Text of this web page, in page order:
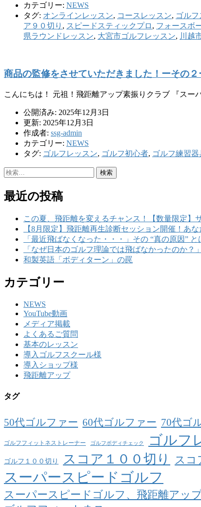
カテゴリー: NEWS
タグ: オンラインレッスン, コースレッスン, ゴル
ア９０切り , スピードスティックプロ , フォースボ
県ラウンドレッスン, 大宮市ゴルフレッスン, 川越
商品の監修をさせていただきました！ーその２
こんにちは！ 元祖！飛距離アップ素振りクラブ 『ス
公開済み: 2025年12月3日
更新: 2025年12月3日
作成者: ssg-admin
カテゴリー: NEWS
タグ: ゴルフレッスン, ゴルフ初心者, ゴルフ練習器
検
最近の投稿
この夏、飛距離を変えるチャンス！【数量限定】
【8月限定】飛距離再生診断セッション開催！あ
「最近飛ばなくなった・・・」その “真の原因” と
「なぜ日本のゴルフ理論では飛ばなかったのか？
和製英語「ボディターン」の罠
カテゴリー
NEWS
YouTube動画
メディア掲載
よくあるご質問
基本のレッスン
導入ゴルフスクール様
導入ショップ様
飛距離アップ
タグ
50代ゴルファー 60代ゴルファー 70代ゴ
ゴルフフィットネストレーナー ゴルフボディチェック ゴルフ
ゴルフ１００切り スコア１００切り スコ
スーパースピードゴルフ
スーパースピードゴルフ、飛距離アッ